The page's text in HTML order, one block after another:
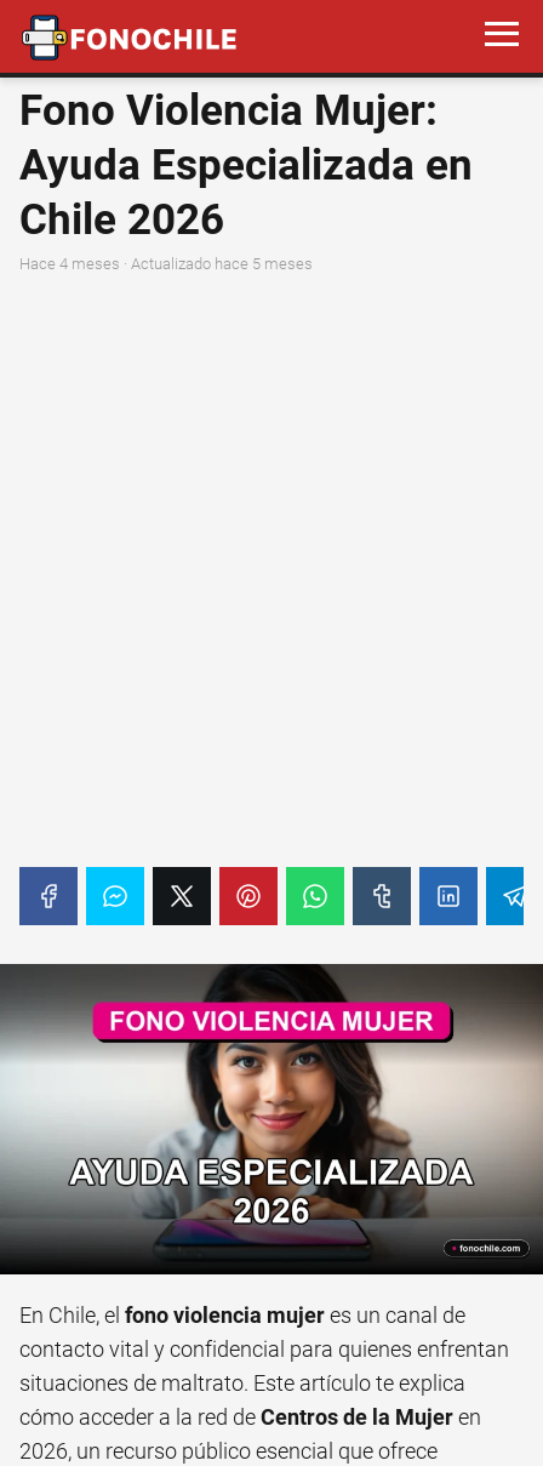
Fono Violencia Mujer:
Ayuda Especializada en
Chile 2026
hace 4 meses · Actualizado hace 5 meses
En Chile, el fono violencia mujeres un canal de
contacto vital y confidencial para quienes enfrentan
situaciones de maltrato. Este artículo te explica
cómo acceder a la red deCentros de la Mujeren
2026, un recurso público esencial que ofrece